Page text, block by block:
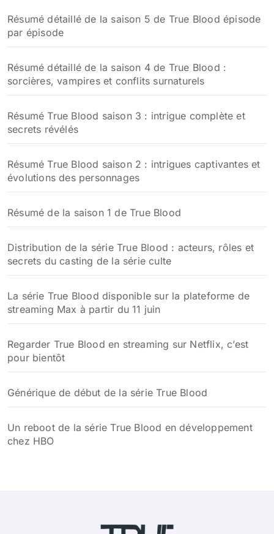
Résumé détaillé de la saison 5 de True Blood épisode
par épisode
Résumé détaillé de la saison 4 de True Blood :
sorcières, vampires et conflits surnaturels
Résumé True Blood saison 3 : intrigue complète et
secrets révélés
Résumé True Blood saison 2 : intrigues captivantes et
évolutions des personnages
Résumé de la saison 1 de True Blood
Distribution de la série True Blood : acteurs, rôles et
secrets du casting de la série culte
La série True Blood disponible sur la plateforme de
streaming Max à partir du 11 juin
Regarder True Blood en streaming sur Netflix, c’est
pour bientôt
Générique de début de la série True Blood
Un reboot de la série True Blood en développement
chez HBO